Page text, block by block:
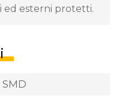
ed esterni protetti.
SMD